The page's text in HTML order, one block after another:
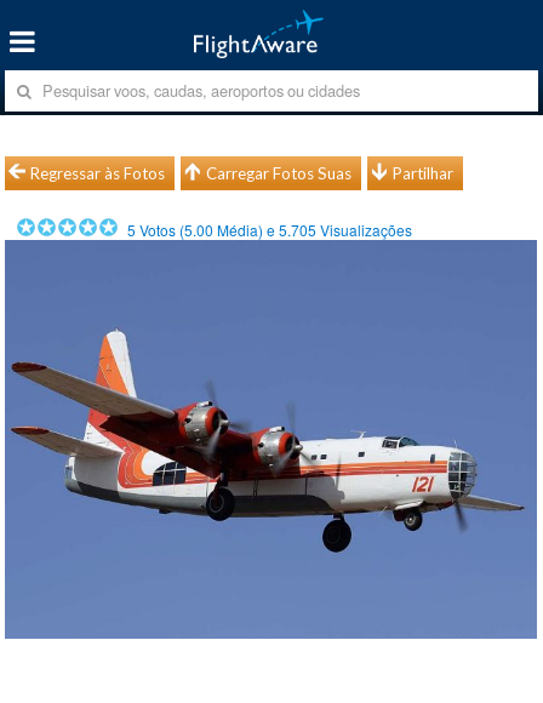
Regressar às Fotos Carregar Fotos Suas Partilhar
5 Votos (5.00 Média) e5.705 Visualizações